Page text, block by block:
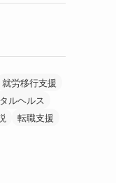
就労移行支援
ルヘルス
転職支援